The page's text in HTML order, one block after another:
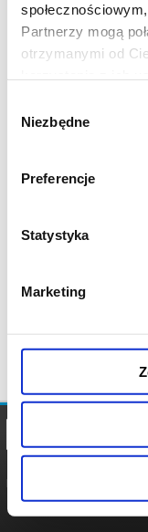
Partnerzy mogą
otrzymanymi od
zgody
Niezbędne
Preferencje
Statystyka
Marketing